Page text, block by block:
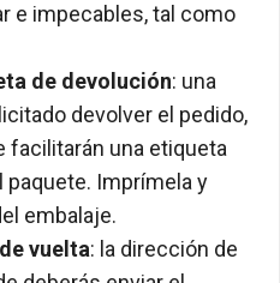
e impecables, tal como
de devolución: una
devolver el pedido,
facilitarán una etiqueta
paquete. Imprímela y
embalaje.
vuelta: la dirección de